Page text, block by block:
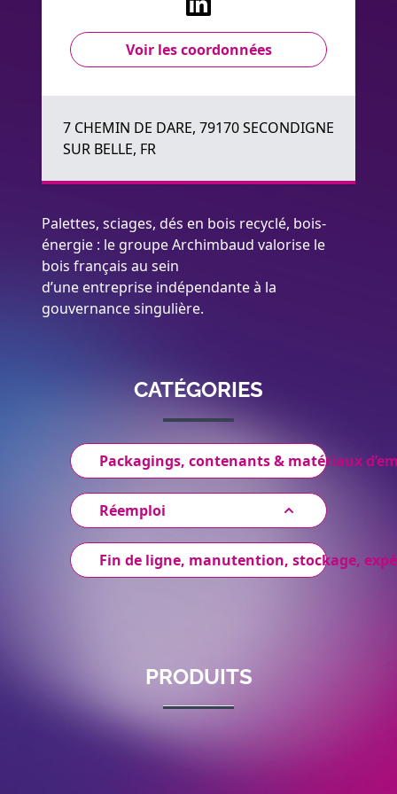
Voir les coordonnées
7 CHEMIN DE DARE, 79170 SECONDIGNE
SUR BELLE, FR
Palettes, sciages, dés en bois recyclé, bois-
énergie : le groupe Archimbaud valorise le
bois français au sein
d’une entreprise indépendante à la
gouvernance singulière.
CATÉGORIES
Packagings, contenants & matériaux
Réemploi
Fin de ligne, manutention, stockage,
PRODUITS